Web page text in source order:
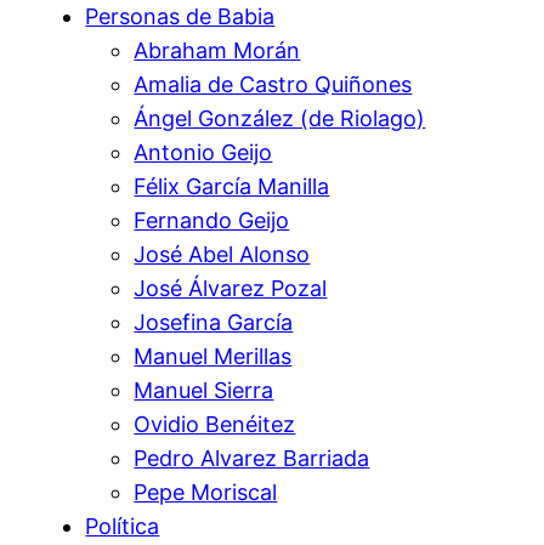
Personas de Babia
Abraham Morán
Amalia de Castro Quiñones
Ángel González (de Riolago)
Antonio Geijo
Félix García Manilla
Fernando Geijo
José Abel Alonso
José Álvarez Pozal
Josefina García
Manuel Merillas
Manuel Sierra
Ovidio Benéitez
Pedro Alvarez Barriada
Pepe Moriscal
Política